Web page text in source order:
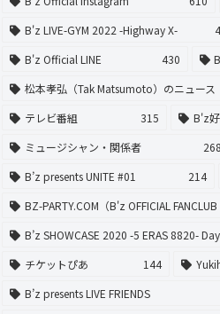
B'z LIVE-GYM 2022 -Highway X-
B'z Official LINE
430
松本孝弘（Tak Matsumoto）のニュース
テレビ番組
315 B'z
ミュージシャン・関係者
268
B’z presents UNITE #01
214
BZ-PARTY.COM（B'z OFFICIAL FANCLUB
B’z SHOWCASE 2020 -5 ERAS 8820-
チケットぴあ
144
B’z presents LIVE FRIENDS